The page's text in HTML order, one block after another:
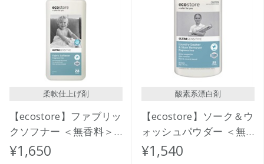
柔軟仕上げ剤
【ecostore】ファブリッ
クソフナー ＜無香料＞
1L
¥1,650
酸素系漂白剤
【ecostore】ソーク＆ウ
ォッシュパウダー ＜無
香料＞ 1kg
¥1,540